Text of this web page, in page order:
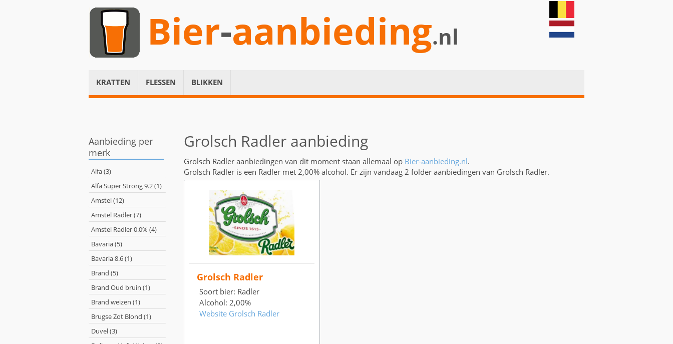
Bier-aanbieding.nl
KRATTEN FLESSEN BLIKKEN
Aanbieding per
merk
Alfa (3)
Alfa Super Strong 9.2 (1)
Amstel (12)
Amstel Radler (7)
Amstel Radler 0.0% (4)
Bavaria (5)
Bavaria 8.6 (1)
Brand (5)
Brand Oud bruin (1)
Brand weizen (1)
Brugse Zot Blond (1)
Duvel (3)
Grolsch Radler aanbieding
Grolsch Radler aanbiedingen van dit moment staan allemaal op Bier-aanbieding.nl.
Grolsch Radler is een Radler met 2,00% alcohol. Er zijn vandaag 2 folder aanbiedingen van Grolsch Radler.
Grolsch Radler
Soort bier: Radler
Alcohol: 2,00%
Website Grolsch Radler